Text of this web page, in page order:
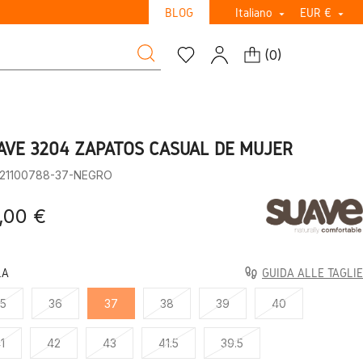
BLOG Italiano  EUR € 
(0)
3204 ZAPATOS CASUAL DE MUJER
37-NEGRO
€
GUIDA ALLE TAGLIE
36 37 38 39 40
42 43 41.5 39.5